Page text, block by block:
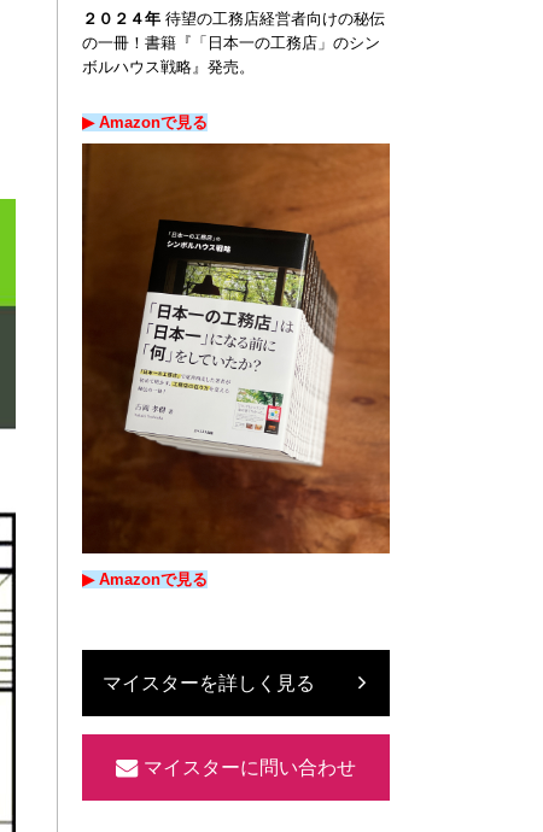
２０２４年 待望の工務店経営者向けの秘伝
の一冊！ 書籍『「日本一の工務店」のシン
ボルハウス戦略』発売。
▶︎ Amazonで見る
▶︎ Amazonで見る
マイスターを詳しく見る
マイスターに問い合わせ